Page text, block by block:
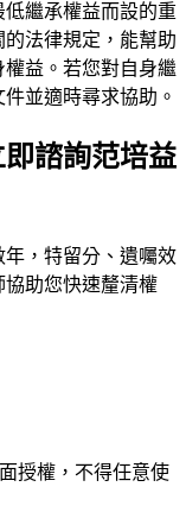
繼承權益而設的重
法律規定，能幫助
益。若您對自身繼
並適時尋求協助。
諮詢范培益
，特留分、遺囑效
協助您快速釐清權
授權，不得任意使